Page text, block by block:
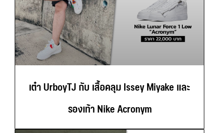
เต๋า UrboyTJ กับ เสื้อคลุม Issey Miyake และ
รองเท้า Nike Acronym